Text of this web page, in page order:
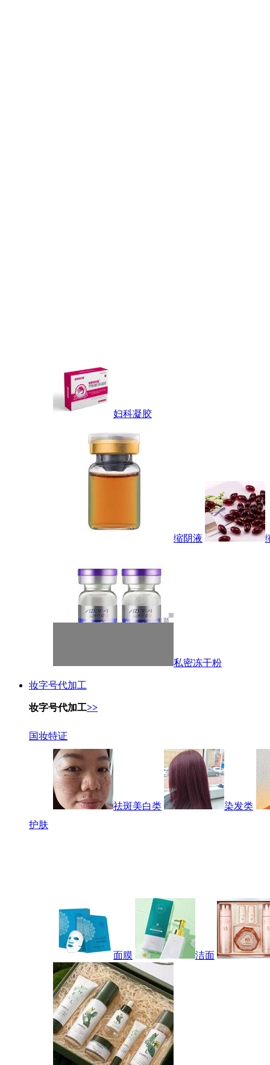
妇科凝胶
缩阴液
私密冻干粉
妆字号代加工
妆字号代加工>>
国妆特证
祛斑美白类
染发类
护肤
面膜 洁面